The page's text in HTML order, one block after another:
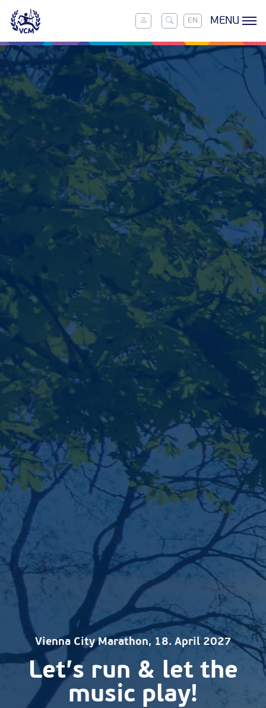
EN MENU
Vienna City Marathon, 18. April 2027
Let’s run & let the
music play!